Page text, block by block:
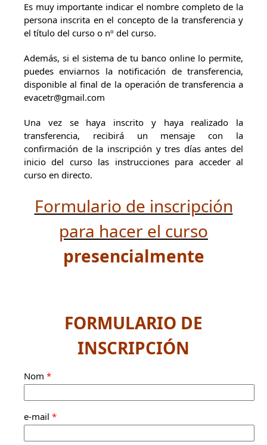
Es muy importante indicar el nombre completo de la
persona inscrita en el concepto de la transferencia y
el título del curso o nº del curso.
Además, si el sistema de tu banco online lo permite,
puedes enviarnos la notificación de transferencia,
disponible al final de la operación de transferencia a
evacetr@gmail.com
Una vez se haya inscrito y haya realizado la
transferencia, recibirá un mensaje con la
confirmación de la inscripción y tres días antes del
inicio del curso las instrucciones para acceder al
curso en directo.
Formulario de inscripción
para hacer el curso
presencialmente
FORMULARIO DE
INSCRIPCIÓN
Nom *
e-mail *